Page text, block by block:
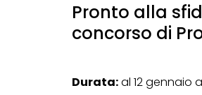
Pronto alla
concorso di
Durata:al 12 gennaio